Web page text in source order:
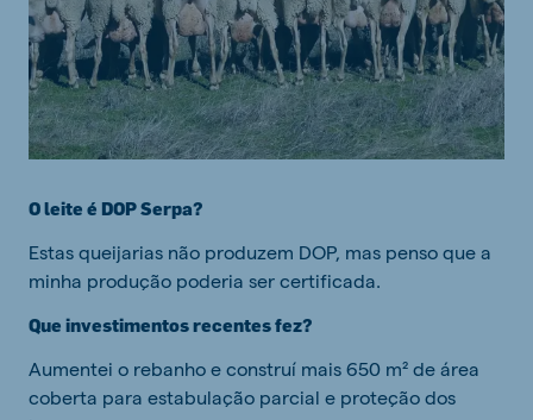
O leite é DOP Serpa?
Estas queijarias não produzem DOP, mas penso que a
minha produção poderia ser certificada.
Que investimentos recentes fez?
Aumentei o rebanho e construí mais 650 m² de área
coberta para estabulação parcial e proteção dos